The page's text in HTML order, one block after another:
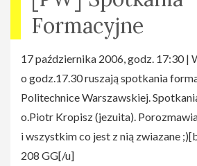
Formacyjne
17 października 2006, godz. 17:30 |
o godz.17.30 ruszają spotkania
Politechnice Warszawskiej.
o.Piotr Kropisz (jezuita).
i wszystkim co jest z nią zwiazane
208 GG[/u]